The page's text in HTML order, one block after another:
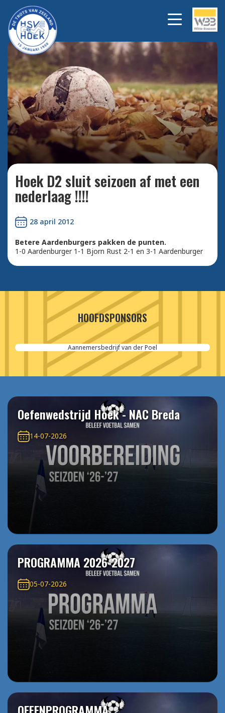
Bekijk alle foto's
Hoek D2 sluit seizoen af met een
nederlaag !!!!
28 april 2012
Betere Aardenburgers pakken de punten.
1-0 Aardenburger 1-1 Bjorn Rust 2-1 en 3-1 Aardenburger
HOOFDSPONSORS
Aannemersbedrijf van der Poel
Oefenwedstrijd Hoek - NAC Breda
14-07-2026
PROGRAMMA 2026-2027
05-07-2026